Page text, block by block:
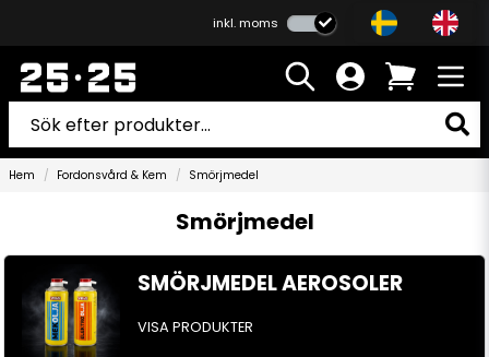
inkl. moms
Hem Fordonsvård & Kem Smörjmedel
Smörjmedel
SMÖRJMEDEL AEROSOLER
VISA PRODUKTER